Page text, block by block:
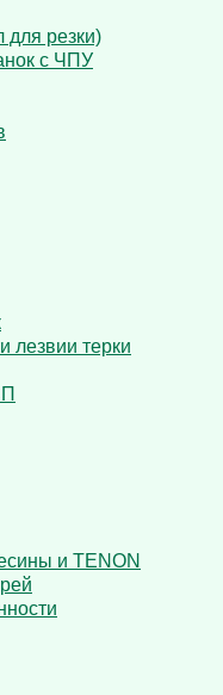
для резки)
с ЧПУ
лезвии терки
и TENON